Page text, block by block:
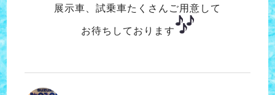
展示車、試乗車たくさんご用意して
お待ちしております